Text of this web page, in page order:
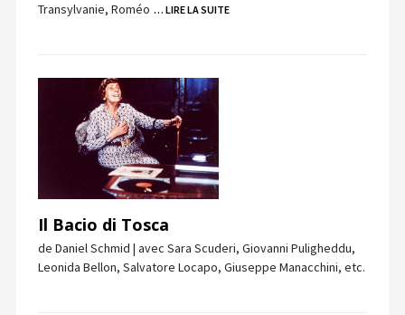
Transylvanie, Roméo … LIRE LA SUITE
Il Bacio di Tosca
de Daniel Schmid | avec Sara Scuderi, Giovanni Puligheddu,
Leonida Bellon, Salvatore Locapo, Giuseppe Manacchini, etc.